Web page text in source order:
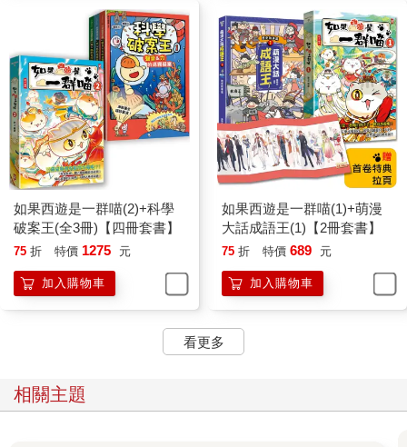
如果西遊是一群喵(2)+科學
破案王(全3冊)【四冊套書】
75 折 特價 1275 元
加入購物車
如果西遊是一群喵(1)+萌漫
大話成語王(1)【2冊套書】
75 折 特價 689 元
加入購物車
看更多
相關主題